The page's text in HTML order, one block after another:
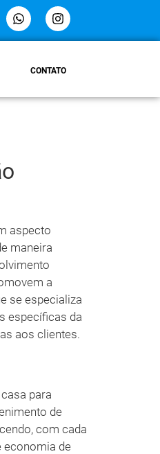
CONTATO
aspecto
maneira
a
se especializa
específicas da
aos clientes.
para
de
com cada
economia de